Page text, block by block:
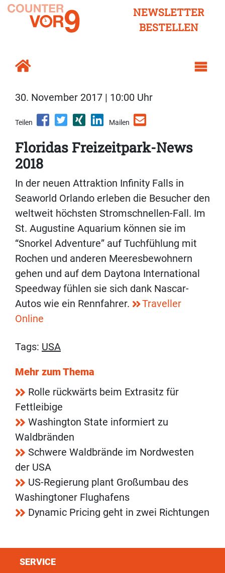
NEWSLETTER
BESTELLEN
30. November 2017 | 10:00 Uhr
Teilen Mailen
Floridas Freizeitpark-News
2018
In der neuen Attraktion Infinity Falls in
Seaworld Orlando erleben die Besucher den
weltweit höchsten Stromschnellen-Fall. Im
St. Augustine Aquarium können sie im
“Snorkel Adventure” auf Tuchfühlung mit
Rochen und anderen Meeresbewohnern
gehen und auf dem Daytona International
Speedway fühlen sie sich dank Nascar-
Autos wie ein Rennfahrer.
Traveller
Online
Tags: USA
Mehr zum Thema
Rolle rückwärts beim Extrasitz für
Fettleibige
Washington State informiert zu
Waldbränden
Schwere Waldbrände im Nordwesten
der USA
US-Regierung plant Großumbau des
Washingtoner Flughafens
Dynamic Pricing geht in zwei Richtungen
SERVICE